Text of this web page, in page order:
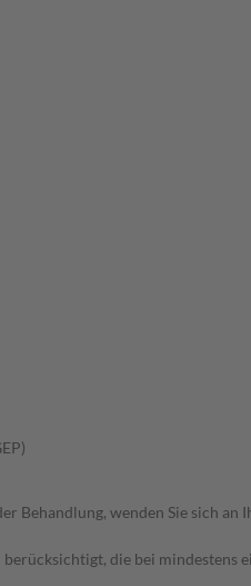
Behandlung, wenden Sie sich an
die bei mindestens